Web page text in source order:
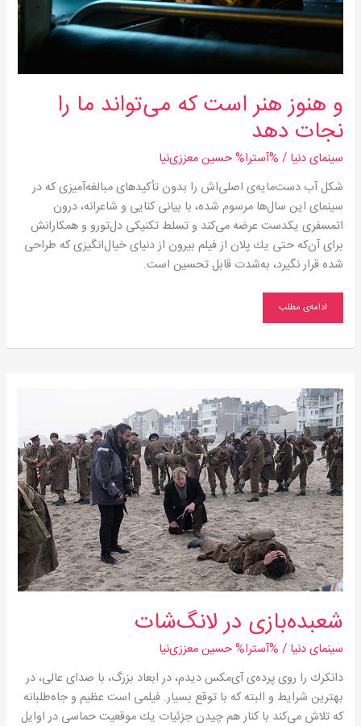
و هنوز هنر است كه می‌تواند ما را
نجات دهد
سینمای دنیا / %آسترا%حسین معززی‌نیا
شكل آب دست‌مایه‌ی اصلی‌اش را بدون تأكیدهای مبالغه‌آمیزی كه در
سینمای این سال‌ها مرسوم شده، با بیانی كنایی و شاعرانه، درون
اتمسفری یكدست عرضه می‌كند و تسلط تكنیكی دل‌تورو و همكارانش
برای آن‌كه حتی یك پلان از فیلم بیرون از دنیای خیال‌انگیزی كه طراحی
شده قرار نگیرد، به‌شدت قابل تحسین است.
دهد
ادامه‌ی مطلب
شعبده‌بازی در لانگ‌شات
سینمای دنیا / %آسترا%حسین معززی‌نیا
دانكرك را روی پرده‌ی آی‌مكس دیدم، در ابعاد بزرگ، با صدای عالی، در
بهترین شرایط و البته كه با توقع بسیار. فیلمی است عظیم و جاه‌طلبانه
كه تلاش می‌كند با كنار هم چیدن جزئیات یك موقعیت حماسی در اوایل
شعبده‌بازی
در
لانگ‌شات